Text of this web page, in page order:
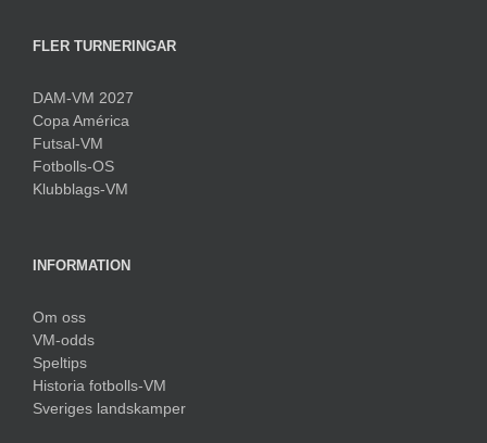
FLER TURNERINGAR
DAM-VM 2027
Copa América
Futsal-VM
Fotbolls-OS
Klubblags-VM
INFORMATION
Om oss
VM-odds
Speltips
Historia fotbolls-VM
Sveriges landskamper